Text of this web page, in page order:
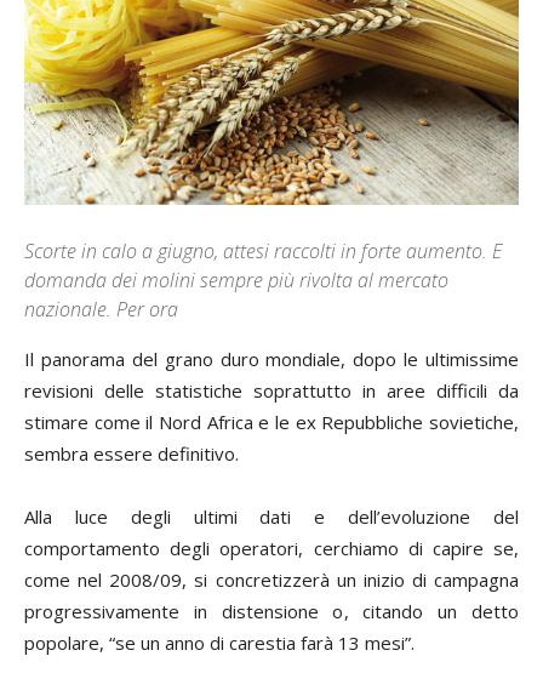
Scorte in calo a giugno, attesi raccolti in forte aumento. E
domanda dei molini sempre più rivolta al mercato
nazionale. Per ora
Il panorama del grano duro mondiale, dopo le ultimissime
revisioni delle statistiche soprattutto in aree difficili da
stimare come il Nord Africa e le ex Repubbliche sovietiche,
sembra essere definitivo.
Alla luce degli ultimi dati e dell’evoluzione del
comportamento degli operatori, cerchiamo di capire se,
come nel 2008/09, si concretizzerà un inizio di campagna
progressivamente in distensione o, citando un detto
popolare, “se un anno di carestia farà 13 mesi”.